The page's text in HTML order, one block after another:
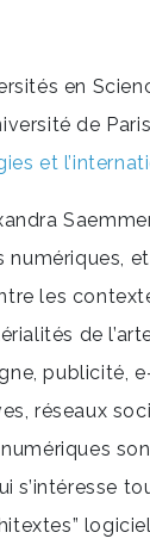
en
de
et
les
de
publicité,
réseaux
s’intéresse